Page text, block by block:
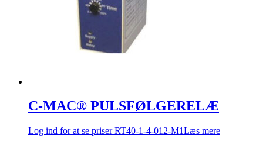
C-MAC® PULSFØLGERELÆ
Log ind for at se priserRT40-1-4-012-M1Læs mere